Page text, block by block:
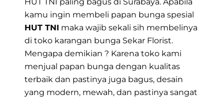
kamu ingin membeli papan bunga spesial
HUT TNI maka wajib sekali sih membelinya
di toko karangan bunga Sekar Florist.
Mengapa demikian ? Karena toko kami
menjual papan bunga dengan kualitas
terbaik dan pastinya juga bagus, desain
yang modern, mewah, dan pastinya sangat